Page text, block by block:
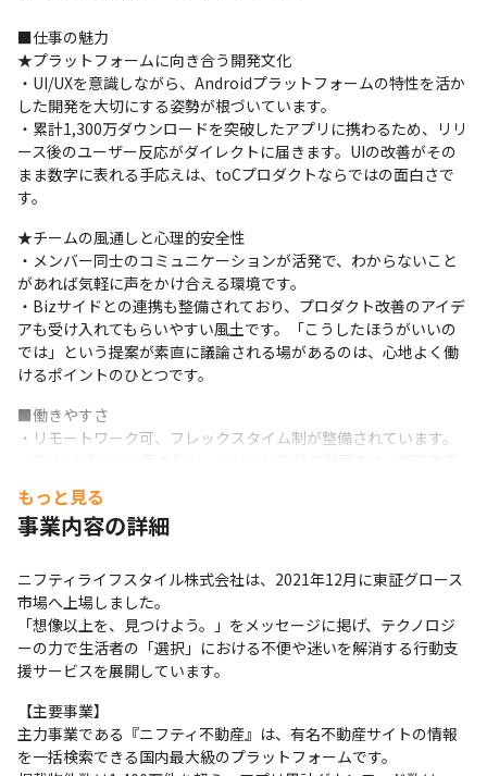
■仕事の魅力
★プラットフォームに向き合う開発文化
・UI/UXを意識しながら、Androidプラットフォームの特性を活か
した開発を大切にする姿勢が根づいています。
・累計1,300万ダウンロードを突破したアプリに携わるため、リリ
ース後のユーザー反応がダイレクトに届きます。UIの改善がその
まま数字に表れる手応えは、toCプロダクトならではの面白さで
す。
★チームの風通しと心理的安全性
・メンバー同士のコミュニケーションが活発で、わからないこと
があれば気軽に声をかけ合える環境です。
・Bizサイドとの連携も整備されており、プロダクト改善のアイデ
アも受け入れてもらいやすい風土です。「こうしたほうがいいの
では」という提案が素直に議論される場があるのは、心地よく働
けるポイントのひとつです。
■働きやすさ
・リモートワーク可、フレックスタイム制が整備されています。
ツールであれば、導入についても気軽に相談しやすい環境です。
・有給休暇は入社月から付与され、必要なときにしっかり休める
もっと見る
事業内容の詳細
ニフティライフスタイル株式会社は、2021年12月に東証グロース
市場へ上場しました。
「想像以上を、見つけよう。」をメッセージに掲げ、テクノロジ
ーの力で生活者の「選択」における不便や迷いを解消する行動支
援サービスを展開しています。
【主要事業】
主力事業である『ニフティ不動産』は、有名不動産サイトの情報
を一括検索できる国内最大級のプラットフォームです。